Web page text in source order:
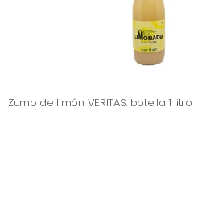
Zumo de limón VERITAS, botella 1 litro